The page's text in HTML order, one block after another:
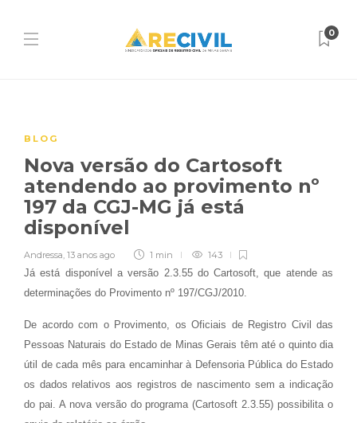
0
BLOG
Nova versão do Cartosoft
atendendo ao provimento nº
197 da CGJ-MG já está
disponível
Andressa, 13 anos ago 1 min 143
Já está disponível a versão 2.3.55 do Cartosoft, que atende as
determinações do Provimento nº 197/CGJ/2010.
De acordo com o Provimento, os Oficiais de Registro Civil das
Pessoas Naturais do Estado de Minas Gerais têm até o quinto dia
útil de cada mês para encaminhar à Defensoria Pública do Estado
os dados relativos aos registros de nascimento sem a indicação
do pai. A nova versão do programa (Cartosoft 2.3.55) possibilita o